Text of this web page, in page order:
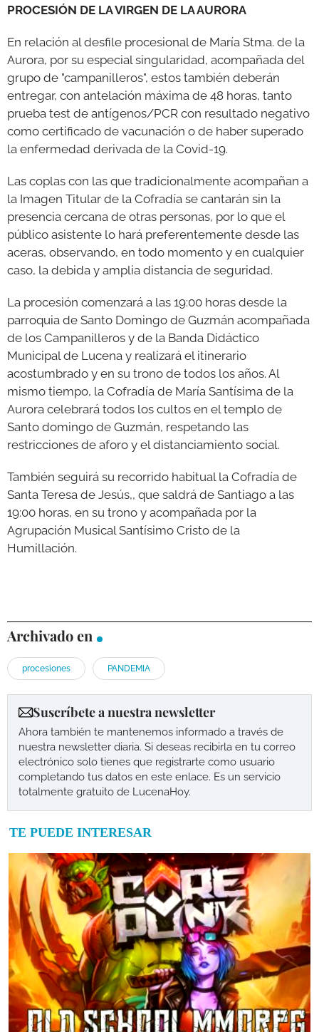
PROCESIÓN DE LA VIRGEN DE LA AURORA
En relación al desfile procesional de María Stma. de la
Aurora, por su especial singularidad, acompañada del
grupo de "campanilleros", estos también deberán
entregar, con antelación máxima de 48 horas, tanto
prueba test de antígenos/PCR con resultado negativo
como certificado de vacunación o de haber superado
la enfermedad derivada de la Covid-19.
Las coplas con las que tradicionalmente acompañan a
la Imagen Titular de la Cofradía se cantarán sin la
presencia cercana de otras personas, por lo que el
público asistente lo hará preferentemente desde las
aceras, observando, en todo momento y en cualquier
caso, la debida y amplia distancia de seguridad.
La procesión comenzará a las 19:00 horas desde la
parroquia de Santo Domingo de Guzmán acompañada
de los Campanilleros y de la Banda Didáctico
Municipal de Lucena y realizará el itinerario
acostumbrado y en su trono de todos los años. Al
mismo tiempo, la Cofradía de María Santísima de la
Aurora celebrará todos los cultos en el templo de
Santo domingo de Guzmán, respetando las
restricciones de aforo y el distanciamiento social.
También seguirá su recorrido habitual la Cofradía de
Santa Teresa de Jesús,, que saldrá de Santiago a las
19:00 horas, en su trono y acompañada por la
Agrupación Musical Santísimo Cristo de la
Humillación.
Archivado en
procesiones PANDEMIA
Suscríbete a nuestra newsletter
Ahora también te mantenemos informado a través de
nuestra newsletter diaria. Si deseas recibirla en tu correo
electrónico solo tienes que registrarte como usuario
completando tus datos en este enlace. Es un servicio
totalmente gratuito de LucenaHoy.
TE PUEDE INTERESAR